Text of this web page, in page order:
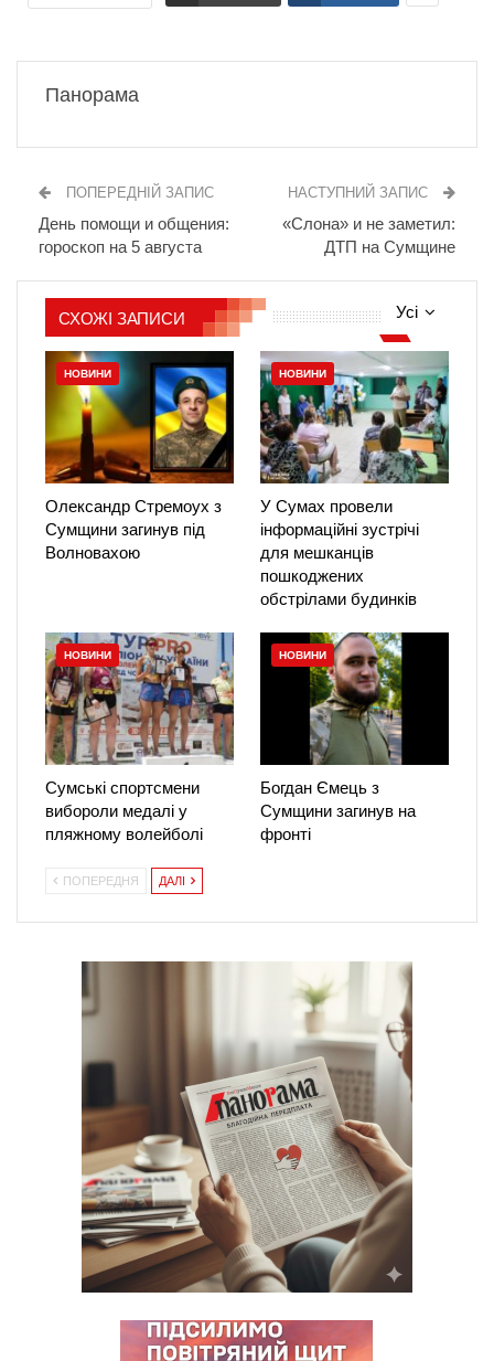
Панорама
ПОПЕРЕДНІЙ ЗАПИС
День помощи и общения:
гороскоп на 5 августа
НАСТУПНИЙ ЗАПИС
«Слона» и не заметил:
ДТП на Сумщине
Усі
СХОЖІ ЗАПИСИ
НОВИНИ
Олександр Стремоух з
Сумщини загинув під
Волновахою
НОВИНИ
У Сумах провели
інформаційні зустрічі
для мешканців
пошкоджених
обстрілами будинків
НОВИНИ
Сумські спортсмени
вибороли медалі у
пляжному волейболі
НОВИНИ
Богдан Ємець з
Сумщини загинув на
фронті
ПОПЕРЕДНЯ ДАЛІ